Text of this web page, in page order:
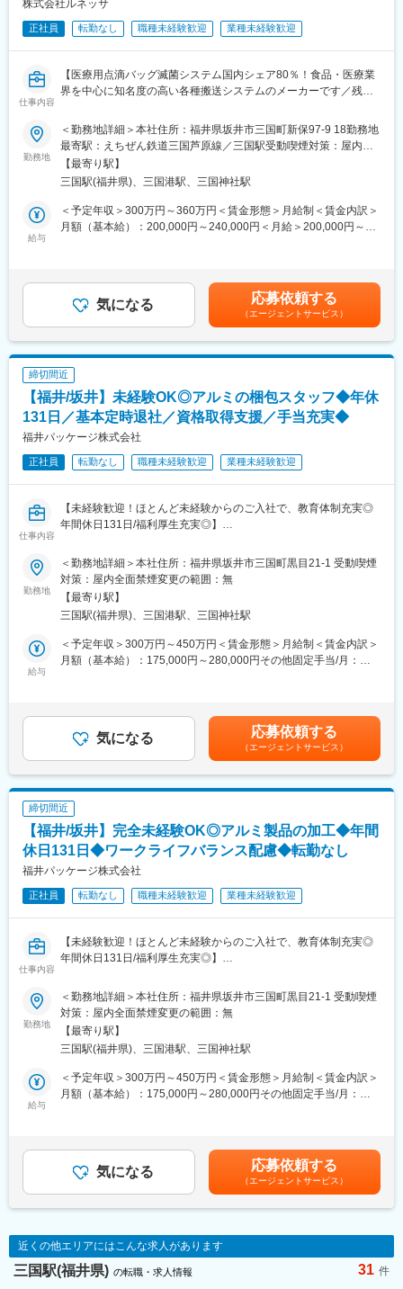
医薬品メーカー、食品メーカーの工場で使用される滅菌機周辺の
搬送装置の企画・設計・製造・設置・調整・保守まで一貫したサ
かけるカレーや液体スープ、病院で使用する点滴バッグや流動食
等の製品を製造するメーカーには、当社の装置が導入されていま
変更の範囲：会社の定める業務
株式会社ルネッサ
正社員 転勤なし 職種未経験歓迎 業種未経験歓迎
仕事内容
【医療用点滴バッグ滅菌システム国内シェア80％！食品・医療業
界を中心に知名度の高い各種搬送システムのメーカーです／残業
■業務概要：
自動搬送装置に強みを持つ当社で、工事管理の業務をお任せしま
す。お客様・協力会社様・社内とコミュニケーションを取り、マ
ネジメントを行います。
※業務内容の理解のためや、経験により入社後に各部門での現場研
修を実施することがあります
場研修を実施します。また、現地工事に随行しお客様や搬入した
機械の理解をしていただきます。
その後、工事管理業務をOJTにて先輩社員より丁寧に指導しま
品供給の手配、お客様の窓口となり見積・受注・問合せの対応ま
たは適切な部門への引継ぎなどがあります。
・工事管理：お客様との工事・出張日程の調整や人員の手配
・出荷手配：設備装置の搬入計画を社内で打合せ、トラック積込
情報を作成し、運送会社へトラックの手配。
また、お客様から依頼された消耗部品などの手配、梱包、出荷業
て、お客様から内容をお聞きし、適切な部門へ対応を引継ぎ、案
件管理します。
■業務の魅力：
・文系理系は不問。真面目な姿勢で勉強すれば出来るようになる
仕事ですし、私達も一生懸命、支援します。
・工場に冷房・暖房を完備し、従業員の労働安全衛生に配意。
・年6回の会社一斉有給消化日を設けており、連続休暇の取得も可
能。
ービスを提供しております。滅菌装置周辺の国内シェアは80％で
競合が少ないメーカーです。例えばスーパーマーケットでよく見
かけるカレーや液体スープ、病院で使用する点滴バッグや流動食
す。
変更の範囲：会社の定める業務
勤務地
＜勤務地詳細＞本社住所：福井県坂井市三国町新保97-9 18勤務地
最寄駅：えちぜん鉄道三国芦原線／三国駅受動喫煙対策：屋内全
面禁煙変更の範囲：会社の定める事業所
【最寄り駅】
三国駅(福井県)、三国港駅、三国神社駅
給与
＜予定年収＞300万円～360万円＜賃金形態＞月給制＜賃金内訳＞
月額（基本給）：200,000円～240,000円＜月給＞200,000円～
月、12月）※600,000円～1,500,000円（過去実績）賃金はあくま
でも目安の金額であり、選考を通じて上下する可能性がありま
す。月給(月額)は固定手当を含めた表記です。
気になる 応募依頼する
（エージェントサービス）
締切間近
【福井/坂井】未経験OK◎アルミの梱包スタッフ◆年休
131日／基本定時退社／資格取得支援／手当充実◆
福井パッケージ株式会社
正社員 転勤なし 職種未経験歓迎 業種未経験歓迎
仕事内容
【未経験歓迎！ほとんど未経験からのご入社で、教育体制充実◎
年間休日131日/福利厚生充実◎】
■概要：大型アルミ製品の梱包・運搬業務を担当。品質を守り、運
搬をサポートします。
■担当業務：
・製品の外観検査
・フォークリフト操作
・天井クレーン操作
包や運搬業務を担当していただきます。
具体的には、出荷前に製品の外観検査を行い、フォークリフトや
天井クレーンを使用して製品を安全に運搬します。
未経験の方でも、会社が資格取得を支援しますので安心してスキ
ルを身につけることができます。
■キャリアパス：
未経験者→資格取得（フォークリフト、天井クレーン）→実務経
験を積む →スペシャリスト
残業３０時間／月
→年収５００万円（月収＋各種手当＋賞与３ヶ月）
■働き方、就業環境：
当社では、社員が働きやすい環境を整えています。残業は少な
く、定時退社が基本です。また、定期的な健康診断や社内イベン
トも開催しており、社員間のコミュニケーションも大切にしてい
ます。
■仕事の魅力：
め、黙々と作業したい方には最適です。また、未経験からでも安
心してスタートできる環境が整っており、スキルアップを目指す
勤務地
＜勤務地詳細＞本社住所：福井県坂井市三国町黒目21-1 受動喫煙
対策：屋内全面禁煙変更の範囲：無
【最寄り駅】
三国駅(福井県)、三国港駅、三国神社駅
給与
＜予定年収＞300万円～450万円＜賃金形態＞月給制＜賃金内訳＞
月額（基本給）：175,000円～280,000円その他固定手当/月：
る可能性があります。月給(月額)は固定手当を含めた表記です。
気になる 応募依頼する
（エージェントサービス）
締切間近
【福井/坂井】完全未経験OK◎アルミ製品の加工◆年間
休日131日◆ワークライフバランス配慮◆転勤なし
福井パッケージ株式会社
正社員 転勤なし 職種未経験歓迎 業種未経験歓迎
仕事内容
【未経験歓迎！ほとんど未経験からのご入社で、教育体制充実◎
年間休日131日/福利厚生充実◎】
■概要：アルミ製品の試験片作成業務を担当し、高品質な製品を支
える役割を担っていただきます。
■担当業務：
・アルミ板の切断作業
・マシニング機械を使用した試験片の作成
■業務内容詳細：
・本ポジションでは、アルミ製品の試験片作成業務を担当してい
ング機械を使用して高精度な試験片を製造する作業を行います。
これらの作業を通じて、製品の品質を保証する重要なプロセスを
担っていただきます。
ていただける環境が整っており、未経験の方でも安心して働いて
いただけます。
■キャリアパス：
勤務地
＜勤務地詳細＞本社住所：福井県坂井市三国町黒目21-1 受動喫煙
対策：屋内全面禁煙変更の範囲：無
【最寄り駅】
三国駅(福井県)、三国港駅、三国神社駅
給与
＜予定年収＞300万円～450万円＜賃金形態＞月給制＜賃金内訳＞
月額（基本給）：175,000円～280,000円その他固定手当/月：
る可能性があります。月給(月額)は固定手当を含めた表記です。
気になる 応募依頼する
（エージェントサービス）
近くの他エリアにはこんな求人があります
三国駅(福井県) の転職・求人情報 31 件